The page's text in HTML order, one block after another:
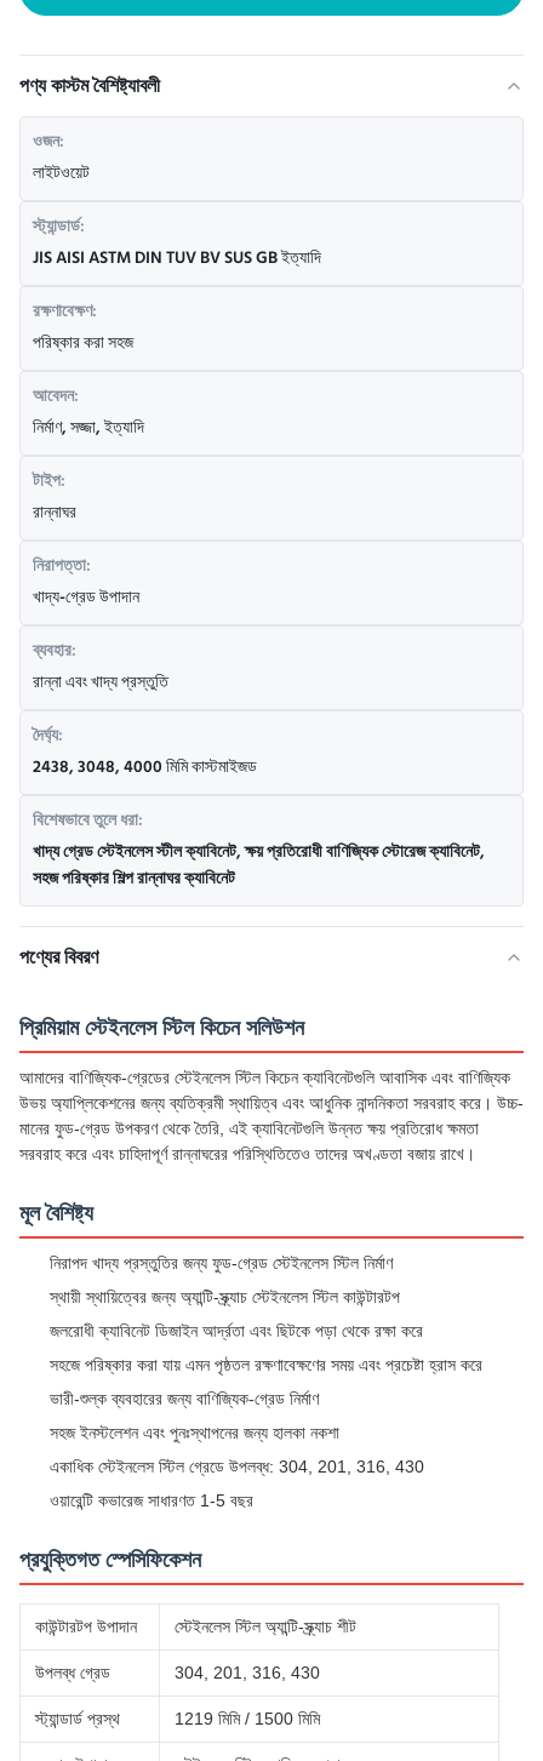
পণ্য কাস্টম বৈশিষ্ট্যাবলী
ওজন:
লাইটওয়েট
স্ট্যান্ডার্ড:
JIS AISI ASTM DIN TUV BV SUS GB ইত্যাদি
রক্ষণাবেক্ষণ:
পরিষ্কার করা সহজ
আবেদন:
নির্মাণ, সজ্জা, ইত্যাদি
টাইপ:
রান্নাঘর
নিরাপত্তা:
খাদ্য-গ্রেড উপাদান
ব্যবহার:
রান্না এবং খাদ্য প্রস্তুতি
দৈর্ঘ্য:
2438, 3048, 4000 মিমি কাস্টমাইজড
বিশেষভাবে তুলে ধরা:
খাদ্য গ্রেড স্টেইনলেস স্টীল ক্যাবিনেট,ক্ষয় প্রতিরোধী বাণিজ্যিক স্টোরেজ ক্যাবিনেট,
সহজ পরিষ্কার শিল্প রান্নাঘর ক্যাবিনেট
পণ্যের বিবরণ
প্রিমিয়াম স্টেইনলেস স্টিল কিচেন সলিউশন
আমাদের বাণিজ্যিক-গ্রেডের স্টেইনলেস স্টিল কিচেন ক্যাবিনেটগুলি আবাসিক এবং বাণিজ্যিক
উভয় অ্যাপ্লিকেশনের জন্য ব্যতিক্রমী স্থায়িত্ব এবং আধুনিক নান্দনিকতা সরবরাহ করে। উচ্চ-
মানের ফুড-গ্রেড উপকরণ থেকে তৈরি, এই ক্যাবিনেটগুলি উন্নত ক্ষয় প্রতিরোধ ক্ষমতা
সরবরাহ করে এবং চাহিদাপূর্ণ রান্নাঘরের পরিস্থিতিতেও তাদের অখণ্ডতা বজায় রাখে।
মূল বৈশিষ্ট্য
নিরাপদ খাদ্য প্রস্তুতির জন্য ফুড-গ্রেড স্টেইনলেস স্টিল নির্মাণ
স্থায়ী স্থায়িত্বের জন্য অ্যান্টি-স্ক্র্যাচ স্টেইনলেস স্টিল কাউন্টারটপ
জলরোধী ক্যাবিনেট ডিজাইন আর্দ্রতা এবং ছিটকে পড়া থেকে রক্ষা করে
সহজে পরিষ্কার করা যায় এমন পৃষ্ঠতল রক্ষণাবেক্ষণের সময় এবং প্রচেষ্টা হ্রাস করে
ভারী-শুল্ক ব্যবহারের জন্য বাণিজ্যিক-গ্রেড নির্মাণ
সহজ ইনস্টলেশন এবং পুনঃস্থাপনের জন্য হালকা নকশা
একাধিক স্টেইনলেস স্টিল গ্রেডে উপলব্ধ: 304, 201, 316, 430
ওয়ারেন্টি কভারেজ সাধারণত 1-5 বছর
প্রযুক্তিগত স্পেসিফিকেশন
কাউন্টারটপ উপাদান স্টেইনলেস স্টিল অ্যান্টি-স্ক্র্যাচ শীট
উপলব্ধ গ্রেড 304, 201, 316, 430
স্ট্যান্ডার্ড প্রস্থ 1219 মিমি / 1500 মিমি